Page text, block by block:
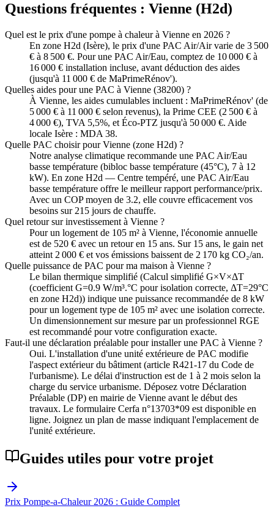
Questions fréquentes : Vienne (H2d)
Quel est le prix d'une pompe à chaleur à Vienne en 2026 ?
En zone H2d (Isère), le prix d'une PAC Air/Air varie de 3 500
€ à 8 500 €. Pour une PAC Air/Eau, comptez de 10 000 € à
16 000 € installation incluse, avant déduction des aides
(jusqu'à 11 000 € de MaPrimeRénov').
Quelles aides pour une PAC à Vienne (38200) ?
À Vienne, les aides cumulables incluent : MaPrimeRénov' (de
5 000 € à 11 000 € selon revenus), la Prime CEE (2 500 € à
4 000 €), TVA 5,5%, et Éco-PTZ jusqu'à 50 000 €. Aide
locale Isère : MDA 38.
Quelle PAC choisir pour Vienne (zone H2d) ?
Notre analyse climatique recommande une PAC Air/Eau
basse température (bibloc basse température (45°C), 7 à 12
kW). En zone H2d — Centre tempéré, une PAC Air/Eau
basse température offre le meilleur rapport performance/prix.
Avec un COP moyen de 3.2, elle couvre efficacement vos
besoins sur 215 jours de chauffe.
Quel retour sur investissement à Vienne ?
Pour un logement de 105 m² à Vienne, l'économie annuelle
est de 520 € avec un retour en 15 ans. Sur 15 ans, le gain net
atteint 2 000 € et vos émissions baissent de 2 170 kg CO₂/an.
Quelle puissance de PAC pour ma maison à Vienne ?
Le bilan thermique simplifié (Calcul simplifié G×V×ΔT
(coefficient G=0.9 W/m³.°C pour isolation correcte, ΔT=29°C
en zone H2d)) indique une puissance recommandée de 8 kW
pour un logement type de 105 m² avec une isolation correcte.
Un dimensionnement sur mesure par un professionnel RGE
est recommandé pour votre configuration exacte.
Faut-il une déclaration préalable pour installer une PAC à Vienne ?
Oui. L'installation d'une unité extérieure de PAC modifie
l'aspect extérieur du bâtiment (article R421-17 du Code de
l'urbanisme). Le délai d'instruction est de 1 à 2 mois selon la
charge du service urbanisme. Déposez votre Déclaration
Préalable (DP) en mairie de Vienne avant le début des
travaux. Le formulaire Cerfa n°13703*09 est disponible en
ligne. Joignez un plan de masse indiquant l'emplacement de
l'unité extérieure.
Guides utiles pour votre projet
Prix Pompe-a-Chaleur 2026 : Guide Complet